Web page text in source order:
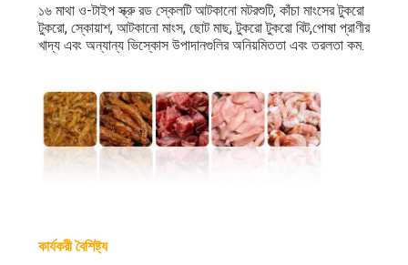
১৬ মাথা ও-টাইপ স্ক্রু রড স্কেলটি আটকানো মটরশুটি, কাঁচা মাংসের টুকরো
টুকরো, স্কোয়াশ, আটকানো মাংস, ছোট মাছ, টুকরো টুকরো বিট,পোষা প্রাণীর
খাদ্য এবং অন্যান্য ভিস্কোস উপাদানগুলির অনিয়মিততা এবং তরলতা কম.
কার্যকরী বৈশিষ্ট্য